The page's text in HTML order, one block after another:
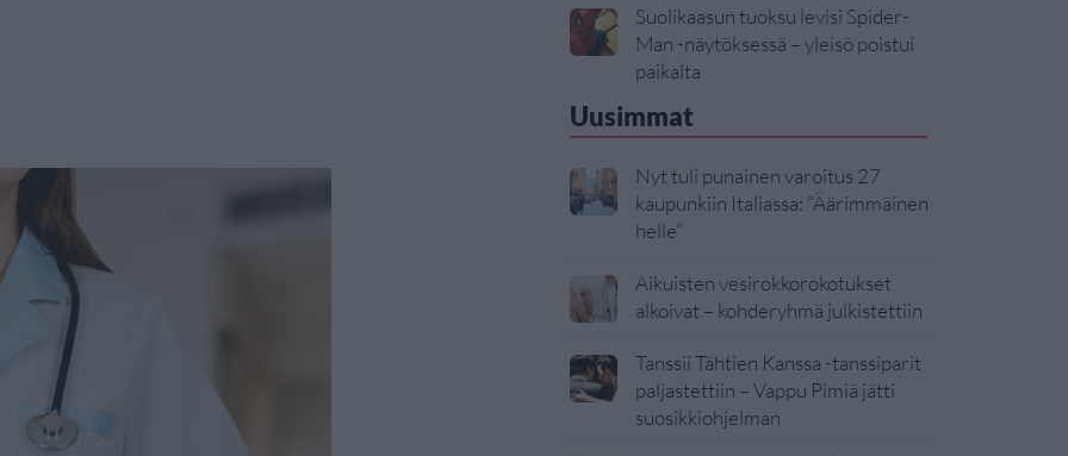
Suolikaasun tuoksu levisi Spider-
Man -näytöksessä – yleisö poistui
paikalta
Uusimmat
Nyt tuli punainen varoitus 27
kaupunkiin Italiassa: ”Äärimmäinen
helle”
Aikuisten vesirokkorokotukset
alkoivat – kohderyhmä julkistettiin
Tanssii Tähtien Kanssa -tanssiparit
paljastettiin – Vappu Pimiä jätti
suosikkiohjelman